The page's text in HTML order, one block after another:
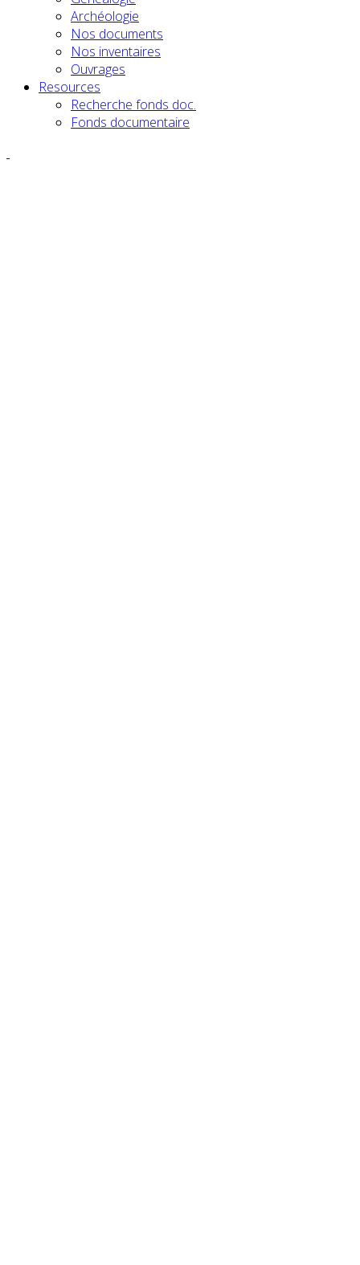
Archéologie
Nos documents
Nos inventaires
Ouvrages
Resources
Recherche fonds doc.
Fonds documentaire